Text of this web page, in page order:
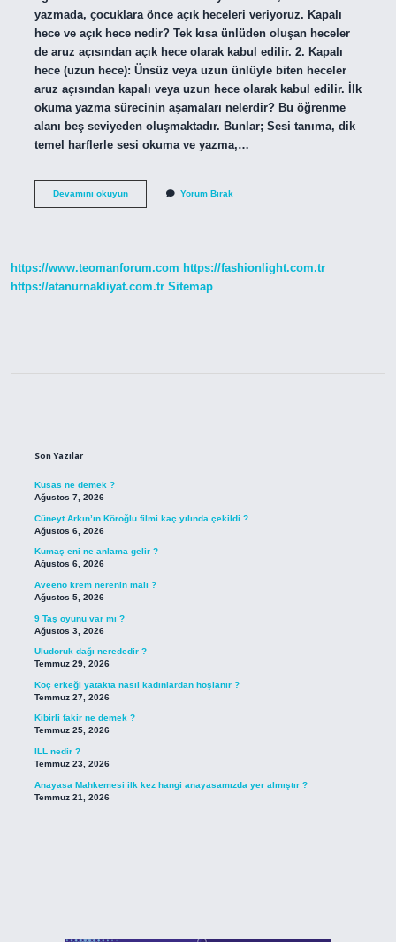
yazmada, çocuklara önce açık heceleri veriyoruz. Kapalı
hece ve açık hece nedir? Tek kısa ünlüden oluşan heceler
de aruz açısından açık hece olarak kabul edilir. 2. Kapalı
hece (uzun hece): Ünsüz veya uzun ünlüyle biten heceler
aruz açısından kapalı veya uzun hece olarak kabul edilir. İlk
okuma yazma sürecinin aşamaları nelerdir? Bu öğrenme
alanı beş seviyeden oluşmaktadır. Bunlar; Sesi tanıma, dik
temel harflerle sesi okuma ve yazma,…
Devamını okuyunIlk
Hece
Yorum Bırak
https://www.teomanforum.com https://fashionlight.com.tr
https://atanurnakliyat.com.tr Sitemap
Son Yazılar
Kusas ne demek ?
Ağustos 7, 2026
Cüneyt Arkın’ın Köroğlu filmi kaç yılında çekildi ?
Ağustos 6, 2026
Kumaş eni ne anlama gelir ?
Ağustos 6, 2026
Aveeno krem nerenin malı ?
Ağustos 5, 2026
9 Taş oyunu var mı ?
Ağustos 3, 2026
Uludoruk dağı nerededir ?
Temmuz 29, 2026
Koç erkeği yatakta nasıl kadınlardan hoşlanır ?
Temmuz 27, 2026
Kibirli fakir ne demek ?
Temmuz 25, 2026
ILL nedir ?
Temmuz 23, 2026
Anayasa Mahkemesi ilk kez hangi anayasamızda yer almıştır ?
Temmuz 21, 2026